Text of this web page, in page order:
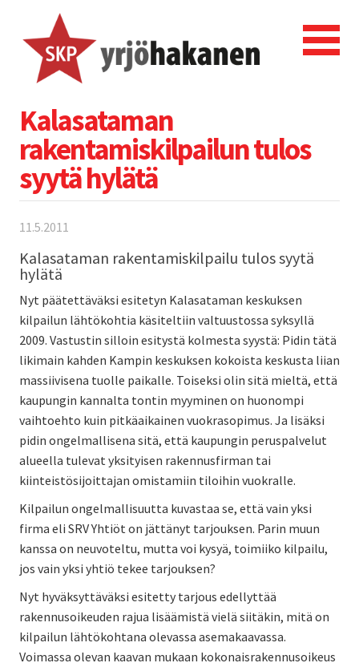
Kalasataman
rakentamiskilpailun tulos
syytä hylätä
11.5.2011
Kalasataman rakentamiskilpailu tulos syytä
hylätä
Nyt päätettäväksi esitetyn Kalasataman keskuksen
kilpailun lähtökohtia käsiteltiin valtuustossa syksyllä
2009. Vastustin silloin esitystä kolmesta syystä: Pidin tätä
likimain kahden Kampin keskuksen kokoista keskusta liian
massiivisena tuolle paikalle. Toiseksi olin sitä mieltä, että
kaupungin kannalta tontin myyminen on huonompi
vaihtoehto kuin pitkäaikainen vuokrasopimus. Ja lisäksi
pidin ongelmallisena sitä, että kaupungin peruspalvelut
alueella tulevat yksityisen rakennusfirman tai
kiinteistösijoittajan omistamiin tiloihin vuokralle.
Kilpailun ongelmallisuutta kuvastaa se, että vain yksi
firma eli SRV Yhtiöt on jättänyt tarjouksen. Parin muun
kanssa on neuvoteltu, mutta voi kysyä, toimiiko kilpailu,
jos vain yksi yhtiö tekee tarjouksen?
Nyt hyväksyttäväksi esitetty tarjous edellyttää
rakennusoikeuden rajua lisäämistä vielä siitäkin, mitä on
kilpailun lähtökohtana olevassa asemakaavassa.
Voimassa olevan kaavan mukaan kokonaisrakennusoikeus